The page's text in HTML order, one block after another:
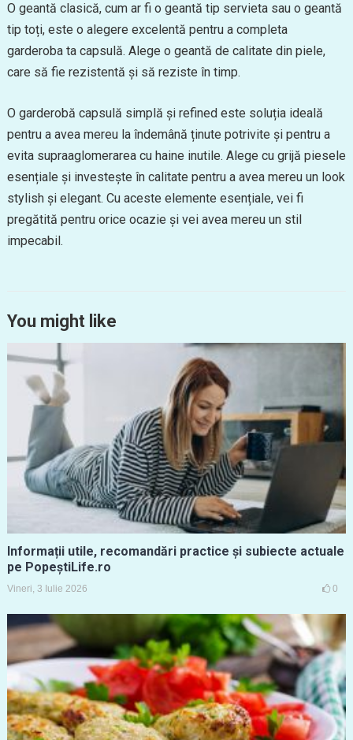
O geantă clasică, cum ar fi o geantă tip servieta sau o geantă
tip toți, este o alegere excelentă pentru a completa
garderoba ta capsulă. Alege o geantă de calitate din piele,
care să fie rezistentă și să reziste în timp.
O garderobă capsulă simplă și refined este soluția ideală
pentru a avea mereu la îndemână ținute potrivite și pentru a
evita supraaglomerarea cu haine inutile. Alege cu grijă piesele
esențiale și investește în calitate pentru a avea mereu un look
stylish și elegant. Cu aceste elemente esențiale, vei fi
pregătită pentru orice ocazie și vei avea mereu un stil
impecabil.
You might like
Informații utile, recomandări practice și subiecte actuale
pe PopeștiLife.ro
Vineri, 3 Iulie 2026 0